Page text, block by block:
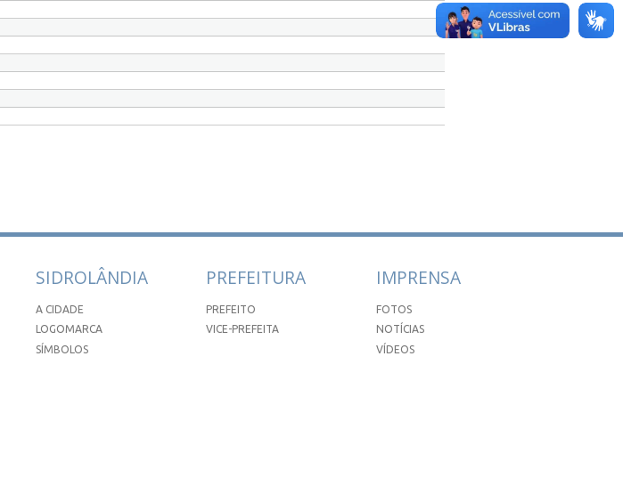
SIDROLÂNDIA
A CIDADE
LOGOMARCA
SÍMBOLOS
PREFEITURA
PREFEITO
VICE-PREFEITA
IMPRENSA
FOTOS
NOTÍCIAS
VÍDEOS